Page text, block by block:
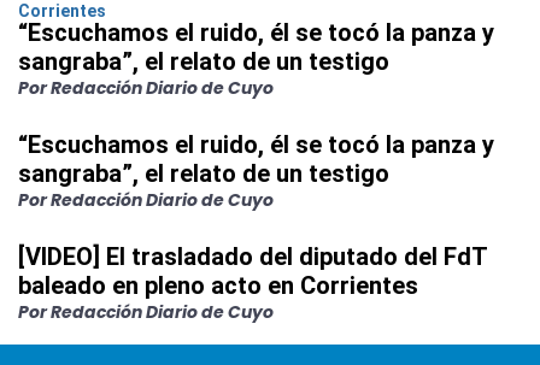
Corrientes
“Escuchamos el ruido, él se tocó la panza y
sangraba”, el relato de un testigo
Por Redacción Diario de Cuyo
“Escuchamos el ruido, él se tocó la panza y
sangraba”, el relato de un testigo
Por Redacción Diario de Cuyo
[VIDEO] El trasladado del diputado del FdT
baleado en pleno acto en Corrientes
Por Redacción Diario de Cuyo